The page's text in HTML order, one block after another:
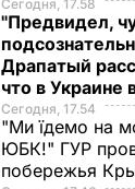
Сегодня, 17.58
"Предвидел,
Драпатый
что в Украине
Сегодня, 17.54
"Ми їдемо на
ЮБК!" ГУР
побережья